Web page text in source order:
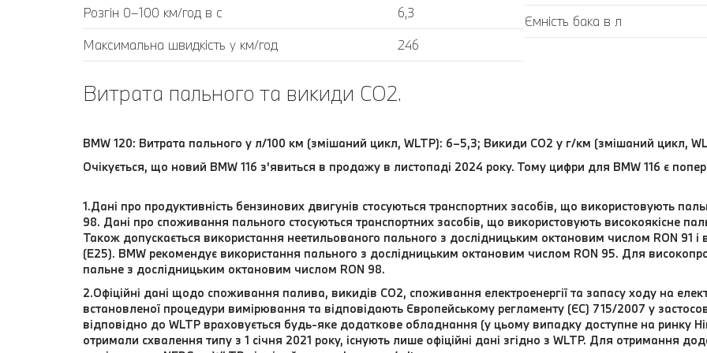
Розгін 0–100 км/год в с
6,3
Максимальна швидкість у км/год
246
Ємність бака в л
Витрата пального та викиди CO2.
BMW 120: Витрата пального у л/100 км (змішаний цикл, WLTP): 6–5,3; Викиди CO2 у г/км (змішаний цикл,
Очікується, що новий BMW 116 з'явиться в продажу в листопаді 2024 року. Тому цифри для BMW 116 є
1.Дані про продуктивність бензинових двигунів стосуються транспортних засобів, що використовують
98. Дані про споживання пального стосуються транспортних засобів, що використовують високоякісне
Також допускається використання неетильованого пального з дослідницьким октановим числом RON 91
(E25). BMW рекомендує використання пального з дослідницьким октановим числом RON 95. Для
пальне з дослідницьким октановим числом RON 98.
2.Офіційні дані щодо споживання палива, викидів CO2, споживання електроенергії та запасу ходу на
встановленої процедури вимірювання та відповідають Європейському регламенту (ЄС) 715/2007 у
відповідно до WLTP враховується будь-яке додаткове обладнання (у цьому випадку доступне на ринку
отримали схвалення типу з 1 січня 2021 року, існують лише офіційні дані згідно з WLTP. Для отримання